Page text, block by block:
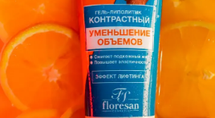
Пена для ванны
Румяна
Скрабы